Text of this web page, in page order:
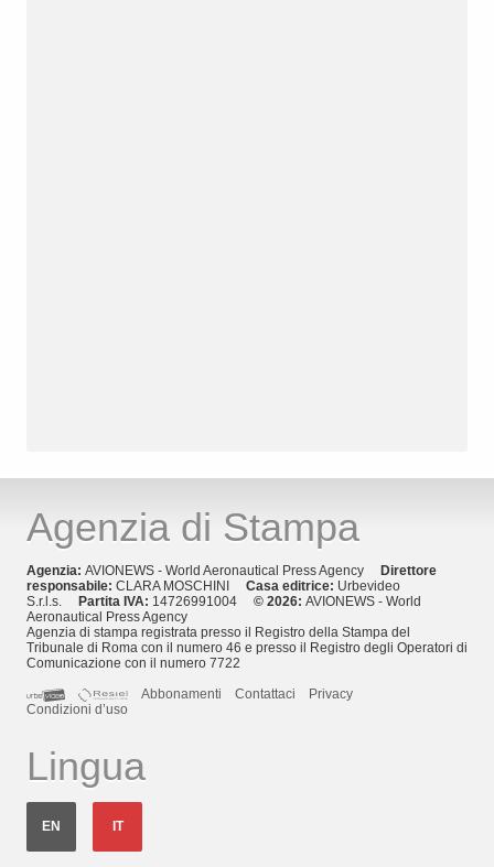
Agenzia di Stampa
Agenzia: AVIONEWS - World Aeronautical Press Agency Direttore
responsabile: CLARA MOSCHINI Casa editrice: Urbevideo
S.r.l.s. Partita IVA: 14726991004 © 2026: AVIONEWS - World
Aeronautical Press Agency
Agenzia di stampa registrata presso il Registro della Stampa del
Tribunale di Roma con il numero 46 e presso il Registro degli Operatori di
Comunicazione con il numero 7722
Abbonamenti
Contattaci
Privacy
Condizioni d’uso
Lingua
EN IT